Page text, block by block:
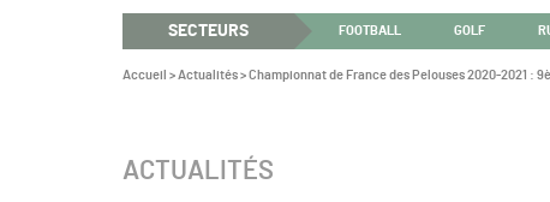
SECTEURS FOOTBALL GOLF
Vous
Accueil >Actualités>Championnat de France des Pelouses 2020-2021 :
CATÉGORIE :
ACTUALITÉS